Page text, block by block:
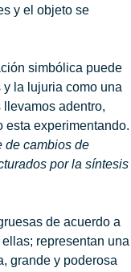
y el objeto se
simbólica puede
y la lujuria como una
adentro,
experimentando.
de cambios de
por la síntesis
de acuerdo a
representan una
grande y poderosa